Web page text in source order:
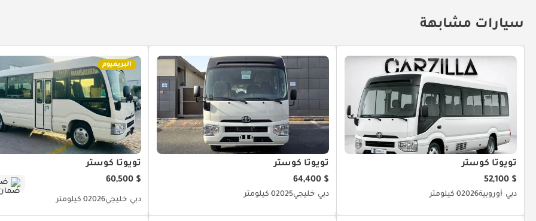
سيارات مشابهة
تويوتا كوستر
$ 52,100
دبي أوروبية20260 كيلومتر
تويوتا كوستر
$ 64,400
دبي خليجي20250 كيلومتر
البريميوم
تويوتا كوستر
$ 60,500
دبي خليجي20260 كيلومتر